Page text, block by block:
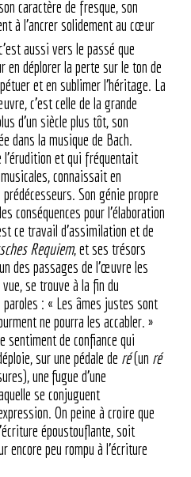
caractère de fresque, son
à l’ancrer solidement au cœur
aussi vers le passé que
en déplorer la perte sur le ton de
et en sublimer l’héritage. La
c’est celle de la grande
d’un siècle plus tôt, son
dans la musique de Bach.
l’érudition et qui fréquentait
connaissait en
Son génie propre
conséquences pour l’élaboration
ce travail d’assimilation et de
Requiem, et ses trésors
des passages de l’œuvre les
se trouve à la fin du
: « Les âmes justes sont
ne pourra les accabler. »
sentiment de confiance qui
sur une pédale de ré(un ré
une fugue d’une
se conjuguent
On peine à croire que
époustouflante, soit
encore peu rompu à l’écriture